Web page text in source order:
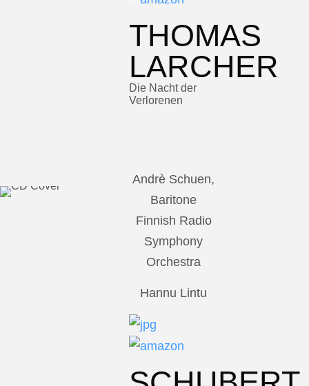
THOMAS
LARCHER
Die Nacht der
Verlorenen
Andrè Schuen,
Baritone
Finnish Radio
Symphony
Orchestra
Hannu Lintu